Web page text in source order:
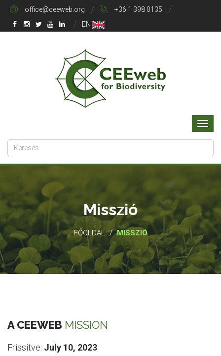
office@ceeweb.org
+36 1 398 0135
EN
Misszió
FŐOLDAL / MISSZIÓ
A CEEWEB MISSION
Frissítve: July 10, 2023